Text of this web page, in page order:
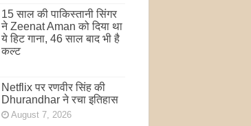
15 साल की पाकिस्तानी सिंगर
ने Zeenat Aman को दिया था
ये हिट गाना, 46 साल बाद भी है
कल्ट
Netflix पर रणवीर सिंह की
Dhurandhar ने रचा इतिहास
August 7, 2026